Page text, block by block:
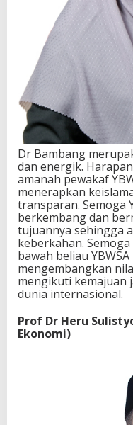
Dr Bambang
dan energik.
amanah pewakaf
menerapkan
transparan. Semoga
berkembang dan
tujuannya sehingga
keberkahan.
bawah beliau
mengembangkan
mengikuti kemajuan
dunia internasional.
Prof Dr Heru
Ekonomi)